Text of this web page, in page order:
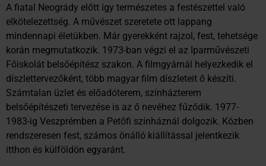
A fiatal Neogrády előtt így természetes a festészettel való
elkötelezettség. A művészet szeretete ott lappang
mindennapi életükben. Már gyerekként rajzol, fest, tehetsége
korán megmutatkozik. 1973-ban végzi el az Iparművészeti
Főiskolát belsőépítész szakon. A filmgyárnál helyezkedik el
díszlettervezőként, több magyar film díszleteit ő készíti.
Számtalan üzlet és előadóterem, színházterem
belsőépítészeti tervezése is az ő nevéhez fűződik. 1977-
1983-ig Veszprémben a Petőfi színháznál dolgozik. Közben
rendszeresen fest, számos önálló kiállítással jelentkezik
itthon és külföldön egyaránt.